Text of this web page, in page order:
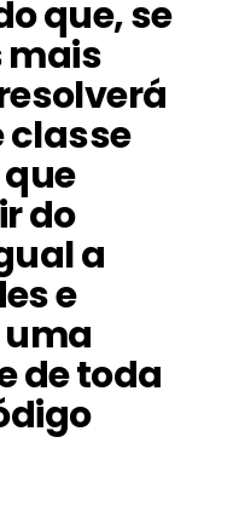
que, se
mais
classe
do
a
e
uma
de toda